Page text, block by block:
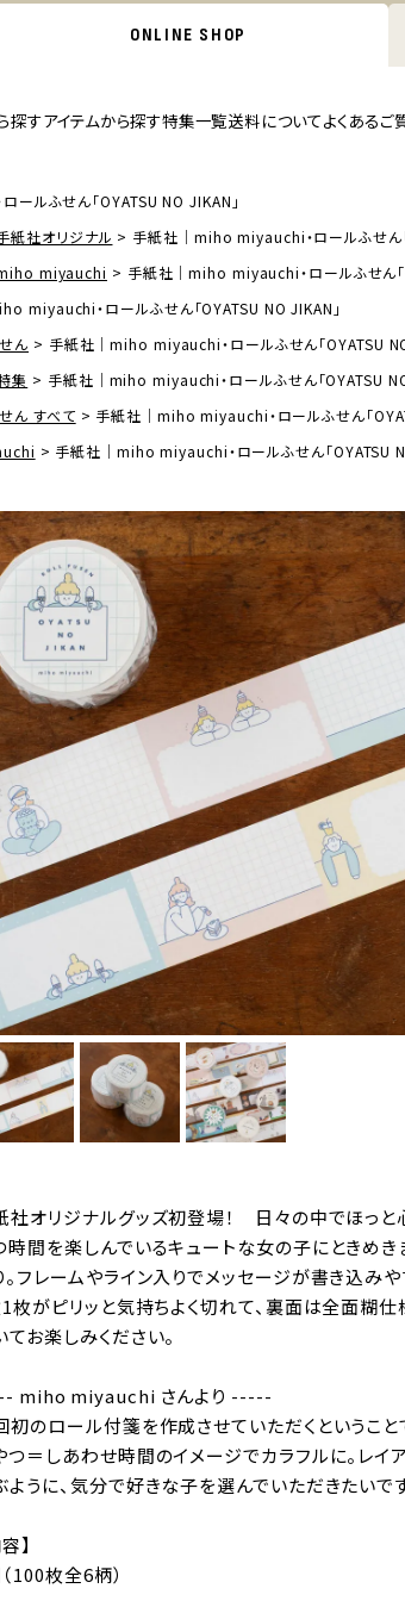
ONLINE SHOP
探すアイテムから探す特集一覧送料についてよくあるご
ルふせん「OYATSU NO JIKAN」
紙社オリジナル
手紙社｜miho miyauchi・ロールふせん
miyauchi
手紙社｜miho miyauchi・ロールふせん「
miyauchi・ロールふせん「OYATSU NO JIKAN」
ん
手紙社｜miho miyauchi・ロールふせん「OYATSU
集
手紙社｜miho miyauchi・ロールふせん「OYATSU
ん すべて
手紙社｜miho miyauchi・ロールふせん「
手紙社｜miho miyauchi・ロールふせん「OYATSU
社オリジナルグッズ初登場！ 日々の中でほっと
時間を楽しんでいるキュートな女の子にときめ
。フレームやライン入りでメッセージが書き込みや
枚がピリッと気持ちよく切れて、裏面は全面糊仕
てお楽しみください。
miho miyauchi さんより -----
初のロール付箋を作成させていただくということ
つ＝しあわせ時間のイメージでカラフルに。レ
ように、気分で好きな子を選んでいただきたいです
】
100枚全6柄）